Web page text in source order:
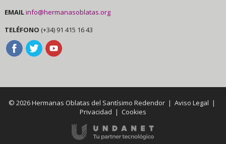
EMAILinfo@hermanasoblatas.org
TELÉFONO (+34) 91 415 16 43
© 2026 Hermanas Oblatas del Santísimo Redendor |Aviso Legal |
Privacidad | Cookies